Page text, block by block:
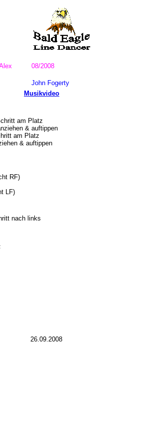
08/2008
John Fogerty
Musikvideo
am Platz
& auftippen
am Platz
& auftippen
RF)
LF)
nach links
26.09.2008